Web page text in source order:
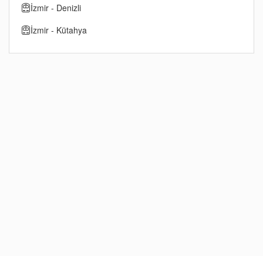
İzmir - Denizli
İzmir - Kütahya